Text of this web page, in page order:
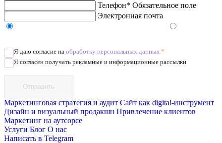
Телефон* Обязательное поле
Электронная почта
Я даю согласие на обработку персональных данных *
Я согласен получать рекламные и информационные рассылки
Отправить
Маркетинговая стратегия и аудит Сайт как digital-инструмент
Дизайн и визуальный продакшн Привлечение клиентов
Маркетинг на аутсорсе
Услуги Блог О нас
Написать в Telegram